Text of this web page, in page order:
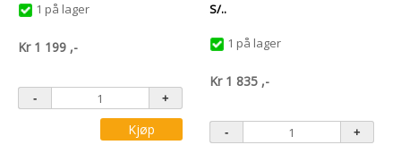
1 på lager
Kr 1 199 ,-
Kjøp
S/..
1 på lager
Kr 1 835 ,-